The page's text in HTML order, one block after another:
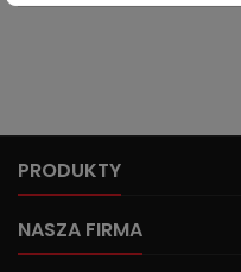
PRODUKTY
NASZA FIRMA